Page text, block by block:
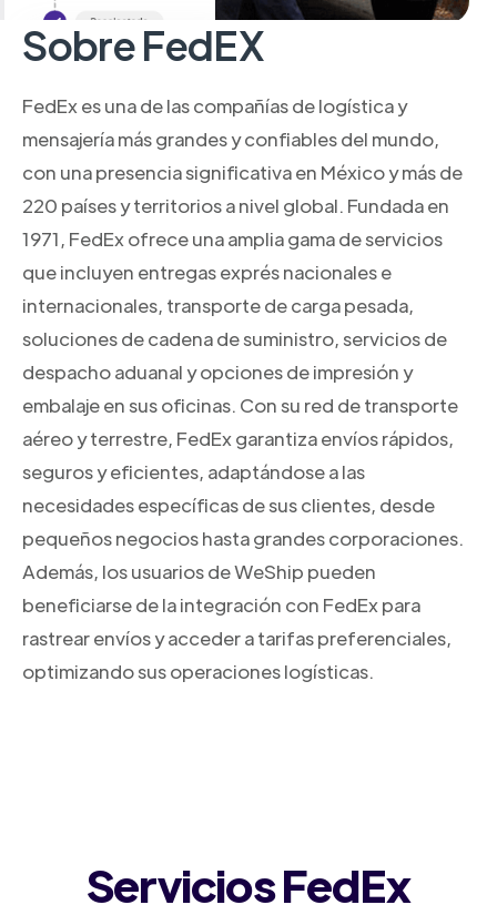
Sobre FedEX
FedEx es una de las compañías de logística y
mensajería más grandes y confiables del mundo,
con una presencia significativa en México y más de
220 países y territorios a nivel global. Fundada en
1971, FedEx ofrece una amplia gama de servicios
que incluyen entregas exprés nacionales e
internacionales, transporte de carga pesada,
soluciones de cadena de suministro, servicios de
despacho aduanal y opciones de impresión y
embalaje en sus oficinas. Con su red de transporte
aéreo y terrestre, FedEx garantiza envíos rápidos,
seguros y eficientes, adaptándose a las
necesidades específicas de sus clientes, desde
pequeños negocios hasta grandes corporaciones.
Además, los usuarios de WeShip pueden
beneficiarse de la integración con FedEx para
rastrear envíos y acceder a tarifas preferenciales,
optimizando sus operaciones logísticas.
Servicios FedEx